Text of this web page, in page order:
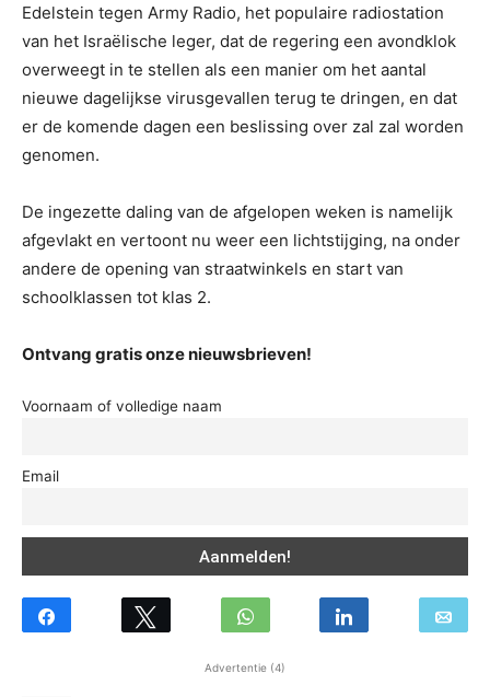
Edelstein tegen Army Radio, het populaire radiostation
van het Israëlische leger, dat de regering een avondklok
overweegt in te stellen als een manier om het aantal
nieuwe dagelijkse virusgevallen terug te dringen, en dat
er de komende dagen een beslissing over zal zal worden
genomen.
De ingezette daling van de afgelopen weken is namelijk
afgevlakt en vertoont nu weer een lichtstijging, na onder
andere de opening van straatwinkels en start van
schoolklassen tot klas 2.
Ontvang gratis onze nieuwsbrieven!
Voornaam of volledige naam
Email
Advertentie (4)